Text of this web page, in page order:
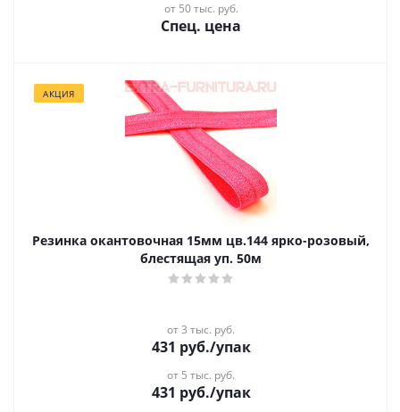
от 50 тыс. руб.
Спец. цена
АКЦИЯ
Резинка окантовочная 15мм цв.144 ярко-розовый,
блестящая уп. 50м
от 3 тыс. руб.
431 руб./упак
от 5 тыс. руб.
431 руб./упак